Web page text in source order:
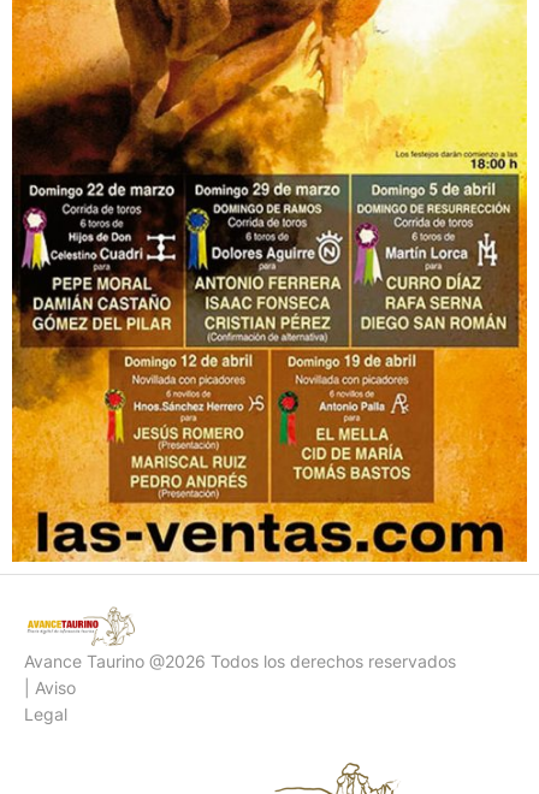
Avance Taurino @2026 Todos los derechos reservados
| Aviso
Legal